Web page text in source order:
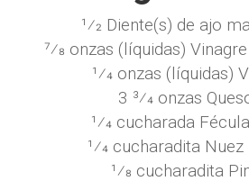
1⁄2 Diente(s) de ajo
7⁄8 onzas (líquidas)
1⁄4 onzas (líquidas)
3 3⁄4 onzas
1⁄4 cucharada
1⁄4 cucharadita
1⁄8 cucharadita